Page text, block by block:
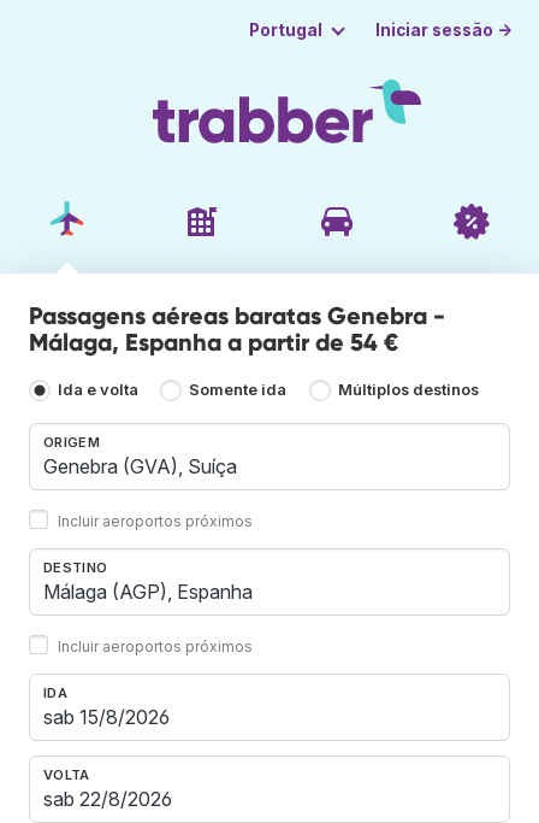
Portugal Iniciar sessão →
Passagens aéreas baratas Genebra -
Málaga, Espanha a partir de 54 €
Ida e volta Somente ida Múltiplos destinos
ORIGEM
Incluir aeroportos próximos
DESTINO
Incluir aeroportos próximos
IDA
VOLTA